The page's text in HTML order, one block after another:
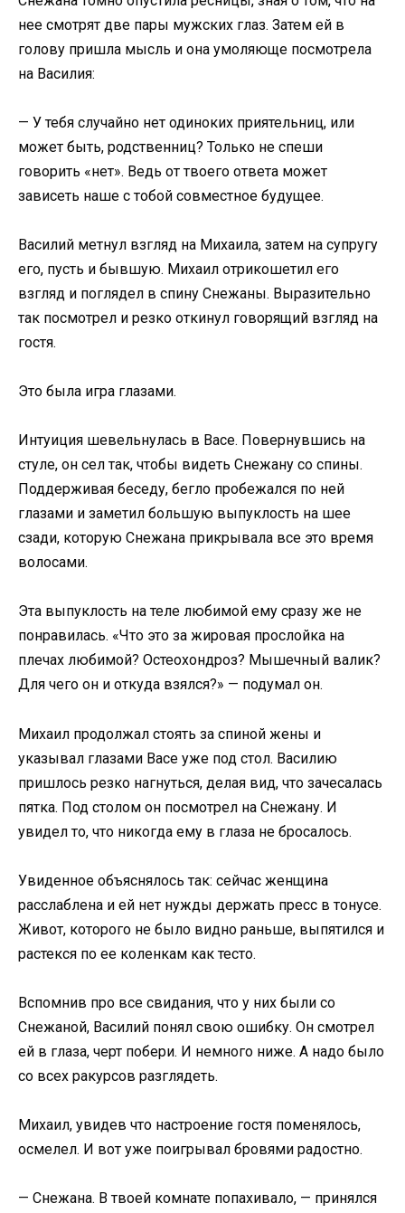
нее смотрят две пары мужских глаз. Затем ей в
голову пришла мысль и она умоляюще посмотрела
на Василия:
— У тебя случайно нет одиноких приятельниц, или
может быть, родственниц? Только не спеши
говорить «нет». Ведь от твоего ответа может
зависеть наше с тобой совместное будущее.
Василий метнул взгляд на Михаила, затем на супругу
его, пусть и бывшую. Михаил отрикошетил его
взгляд и поглядел в спину Снежаны. Выразительно
так посмотрел и резко откинул говорящий взгляд на
гостя.
Это была игра глазами.
Интуиция шевельнулась в Васе. Повернувшись на
стуле, он сел так, чтобы видеть Снежану со спины.
Поддерживая беседу, бегло пробежался по ней
глазами и заметил большую выпуклость на шее
сзади, которую Снежана прикрывала все это время
волосами.
Эта выпуклость на теле любимой ему сразу же не
понравилась. «Что это за жировая прослойка на
плечах любимой? Остеохондроз? Мышечный валик?
Для чего он и откуда взялся?» — подумал он.
Михаил продолжал стоять за спиной жены и
указывал глазами Васе уже под стол. Василию
пришлось резко нагнуться, делая вид, что зачесалась
пятка. Под столом он посмотрел на Снежану. И
увидел то, что никогда ему в глаза не бросалось.
Увиденное объяснялось так: сейчас женщина
расслаблена и ей нет нужды держать пресс в тонусе.
Живот, которого не было видно раньше, выпятился и
растекся по ее коленкам как тесто.
Вспомнив про все свидания, что у них были со
Снежаной, Василий понял свою ошибку. Он смотрел
ей в глаза, черт побери. И немного ниже. А надо было
со всех ракурсов разглядеть.
Михаил, увидев что настроение гостя поменялось,
осмелел. И вот уже поигрывал бровями радостно.
— Снежана. В твоей комнате попахивало, — принялся